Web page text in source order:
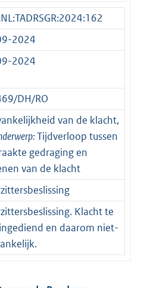
2024
2024
DH/RO
van de klacht,
Tijdverloop tussen
gedraging en
van de klacht
Klacht te
en daarom niet-